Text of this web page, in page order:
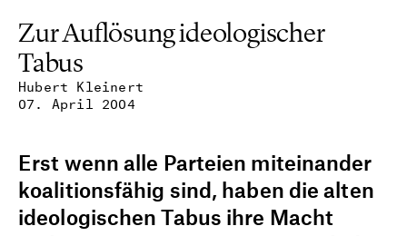
Hubert Kleinert
07. April 2004
Zur Auflösung ideologischer
Tabus
Erst wenn alle Parteien miteinander
koalitionsfähig sind, haben die alten
ideologischen Tabus ihre Macht